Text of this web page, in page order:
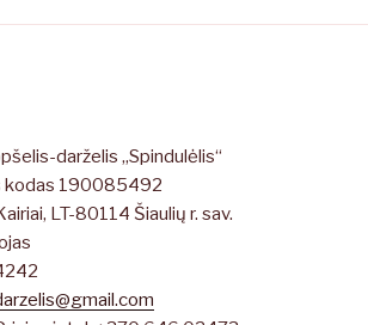
darželis „Spindulėlis“
kodas 190085492
LT-80114 Šiaulių r. sav.